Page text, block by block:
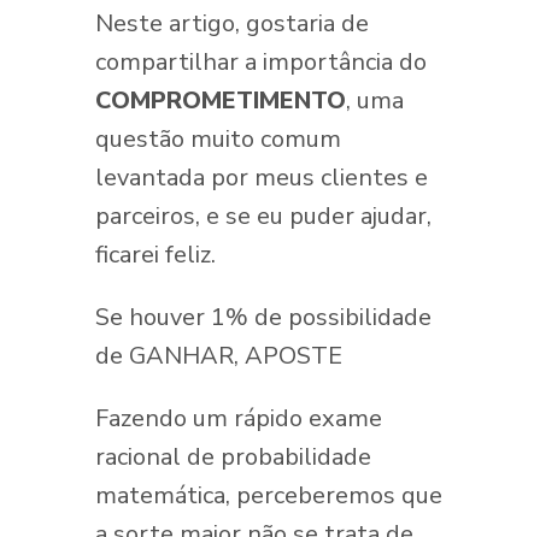
Neste artigo, gostaria de
compartilhar a importância do
COMPROMETIMENTO, uma
questão muito comum
levantada por meus clientes e
parceiros, e se eu puder ajudar,
ficarei feliz.
Se houver 1% de possibilidade
de GANHAR, APOSTE
Fazendo um rápido exame
racional de probabilidade
matemática, perceberemos que